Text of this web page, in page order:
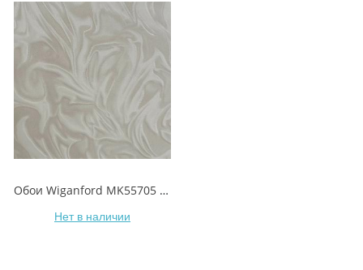
Обои Wiganford MK55705 Alchemy/Алхимия
Нет в наличии